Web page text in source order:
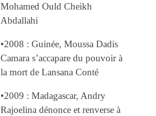
Mohamed Ould Cheikh
Abdallahi
•2008 : Guinée, Moussa Dadis
Camara s’accapare du pouvoir à
la mort de Lansana Conté
•2009 : Madagascar, Andry
Rajoelina dénonce et renverse à